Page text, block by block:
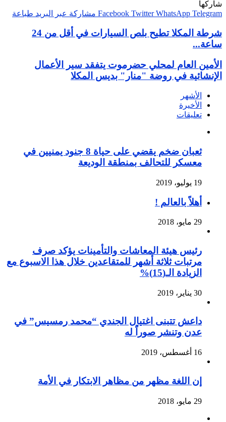
شاركها
Facebook Twitter WhatsApp Telegram مشاركة عبر البريد طباعة
شرطة المكلا تطيح بلص السيارات في أقل من 24
ساعة...
الأمين العام لمحلي حضرموت يتفقد سير الأعمال
الإنشائية في روضة "منار" بديس المكلا
الأشهر
الأخيرة
تعليقات
ثعبان ضخم يقضي على حياة 8 جنود يمنيين في
معسكر للتحالف بمنطقة الوديعة
19 يوليو، 2019
أهلاً بالعالم !
29 مايو، 2018
رئيس هيئة المعاشات والتأمينات يؤكد صرف
مرتبات ثلاثة أشهر للمتقاعدين خلال هذا الاسبوع مع
الزيادة الـ(15)%
30 يناير، 2019
داعش تتبنى اغتيال الجندي “محمد رمسيس” في
عدن وتنشر صوراً له
16 أغسطس، 2019
إن اللغة مظهر من مظاهر الابتكار في الأمة
29 مايو، 2018